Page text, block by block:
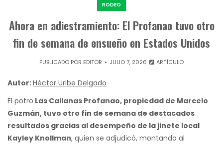
RODEO
Ahora en adiestramiento: El Profanao tuvo otro
fin de semana de ensueño en Estados Unidos
PUBLICADO POR EDITOR JULIO 7, 2026 ARTÍCULO
Autor:Héctor Uribe Delgado
El potro Las Callanas Profanao, propiedad de Marcelo
Guzmán, tuvo otro fin de semana de destacados
resultados gracias al desempeño de la jinete local
Kayley Knollman, quien se adjudicó, montando al